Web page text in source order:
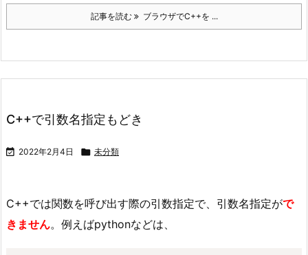
記事を読む ブラウザでC++を ...
C++で引数名指定もどき
 2022年2月4日  未分類
C++では関数を呼び出す際の引数指定で、引数名指定がで
きません。例えばpythonなどは、